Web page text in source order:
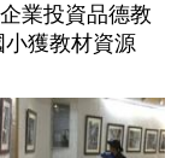
業投資品德教
小獲教材資源